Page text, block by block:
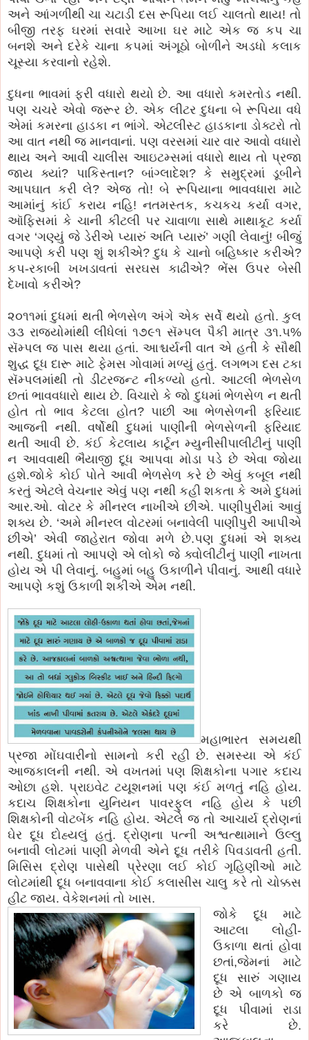
અને આંગળીથી ચા ચટાડી દસ રૂપિયા લઈ ચાલતો થાય! તો
બીજી તરફ ઘરમાં સવારે આખા ઘર માટે એક જ કપ ચા
બનશે અને દરેકે ચાના કપમાં અંગૂઠો બોળીને અડધો કલાક
ચૂસ્યા કરવાનો રહેશે.
દુધના ભાવમાં ફરી વધારો થયો છે. આ વધારો કમરતોડ નથી.
પણ ચચરે એવો જરૂર છે. એક લીટર દુધના બે રૂપિયા વધે
એમાં કમરના હાડકા ન ભાંગે. એટલીસ્ટ હાડકાના ડોક્ટરો તો
આ વાત નથી જ માનવાનાં. પણ વરસમાં ચાર વાર આવો વધારો
થાય અને આવી ચાલીસ આઇટમ્સમાં વધારો થાય તો પ્રજા
જાય ક્યાં? પાકિસ્તાન? બાંગ્લાદેશ? કે સમુદ્રમાં ડૂબીને
આપઘાત કરી લે? એજ તો! બે રૂપિયાના ભાવવધારા માટે
આમાંનું કાંઈ કરાય નહિ! નતમસ્તક, કચકચ કર્યા વગર,
ઑફિસમાં કે ચાની કીટલી પર ચાવાળા સાથે માથાકૂટ કર્યા
વગર ‘ગણ્યું જે ડેરીએ પ્યારું અતિ પ્યારું’ ગણી લેવાનું! બીજું
આપણે કરી પણ શું શકીએ? દુધ કે ચાનો બહિષ્કાર કરીએ?
કપ-રકાબી ખખડાવતાં સરઘસ કાઢીએ? ભેંસ ઉપર બેસી
દેખાવો કરીએ?
૨૦૧૧માં દુધમાં થતી ભેળસેળ અંગે એક સર્વે થયો હતો. કુલ
૩૩ રાજ્યોમાંથી લીધેલાં ૧૭૯૧ સૅમ્પલ પૈકી માત્ર ૩૧.૫%
સૅમ્પલ જ પાસ થયા હતાં. આશ્ચર્યની વાત એ હતી કે સૌથી
શુદ્ધ દૂધ દારૂ માટે ફેમસ ગોવામાં મળ્યું હતું. લગભગ દસ ટકા
સૅમ્પલમાંથી તો ડીટરજન્ટ નીકળ્યો હતો. આટલી ભેળસેળ
છતાં ભાવવધારો થાય છે. વિચારો કે જો દુધમાં ભેળસેળ ન થતી
હોત તો ભાવ કેટલા હોત? પાછી આ ભેળસેળની ફરિયાદ
આજની નથી. વર્ષોથી દુધમાં પાણીની ભેળસેળની ફરિયાદ
થતી આવી છે. કંઈ કેટલાય કાર્ટૂન મ્યુનીસીપાલીટીનું પાણી
ન આવવાથી ભૈયાજી દૂધ આપવા મોડા પડે છે એવા જોયા
હશે.જોકે કોઈ પોતે આવી ભેળસેળ કરે છે એવું કબૂલ નથી
કરતું એટલે વેચનાર એવું પણ નથી કહી શકતા કે અમે દુધમાં
આર.ઓ. વોટર કે મીનરલ નાખીએ છીએ. પાણીપુરીમાં આવું
શક્ય છે. ‘અમે મીનરલ વોટરમાં બનાવેલી પાણીપુરી આપીએ
છીએ’ એવી જાહેરાત જોવા મળે છે.પણ દુધમાં એ શક્ય
નથી. દુધમાં તો આપણે એ લોકો જે ક્વોલીટીનું પાણી નાખતા
હોય એ પી લેવાનું. બહુમાં બહુ ઉકાળીને પીવાનું. આથી વધારે
આપણે કશું ઉકાળી શકીએ એમ નથી.
મહાભારત સમયથી
પ્રજા મોંઘવારીનો સામનો કરી રહી છે. સમસ્યા એ કંઈ
આજકાલની નથી. એ વખતમાં પણ શિક્ષકોના પગાર કદાચ
ઓછા હશે. પ્રાઇવેટ ટયૂશનમાં પણ કંઈ મળતું નહિ હોય.
કદાચ શિક્ષકોના યુનિયન પાવરફુલ નહિ હોય કે પછી
શિક્ષકોની વોટબેંક નહિ હોય. એટલે જ તો આચાર્ય દ્રોણનાં
ઘેર દૂધ દોહ્યલું હતું. દ્રોણના પત્ની અશ્વત્થામાને ઉલ્લુ
બનાવી લોટમાં પાણી મેળવી એને દૂધ તરીકે પિવડાવતી હતી.
મિસિસ દ્રોણ પાસેથી પ્રેરણા લઈ કોઈ ગૃહિણીઓ માટે
લોટમાંથી દૂધ બનાવવાના કોઈ કલાસીસ ચાલુ કરે તો ચોક્કસ
હીટ જાય. વેકેશનમાં તો ખાસ.
જોકે દૂધ માટે
આટલા લોહી-
ઉકાળા થતાં હોવા
છતાં,જેમનાં માટે
દૂધ સારું ગણાય
છે એ બાળકો જ
દૂધ પીવામાં રાડા
કરે છે.